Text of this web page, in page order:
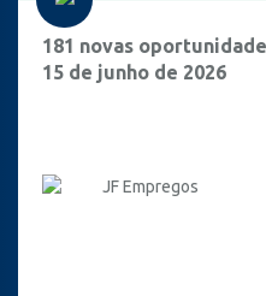
181 novas
15 de junho de 2026
JF Empregos